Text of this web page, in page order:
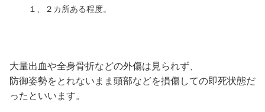
１、２カ所ある程度。
大量出血や全身骨折などの外傷は見られず、
防御姿勢をとれないまま頭部などを損傷しての即死状態だ
ったといいます。